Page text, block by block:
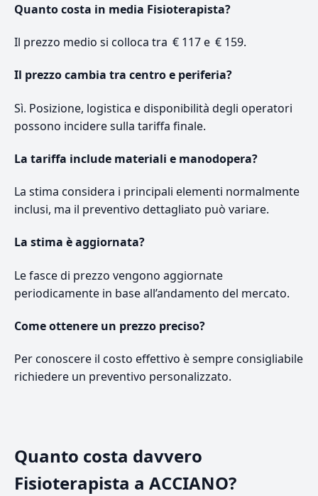
Quanto costa in media Fisioterapista?
Il prezzo medio si colloca tra € 117 e € 159.
Il prezzo cambia tra centro e periferia?
Sì. Posizione, logistica e disponibilità degli operatori
possono incidere sulla tariffa finale.
La tariffa include materiali e manodopera?
La stima considera i principali elementi normalmente
inclusi, ma il preventivo dettagliato può variare.
La stima è aggiornata?
Le fasce di prezzo vengono aggiornate
periodicamente in base all’andamento del mercato.
Come ottenere un prezzo preciso?
Per conoscere il costo effettivo è sempre consigliabile
richiedere un preventivo personalizzato.
Quanto costa davvero
Fisioterapista a ACCIANO?